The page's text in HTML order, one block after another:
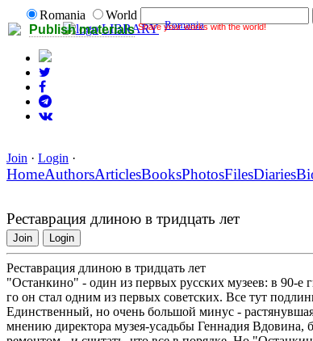
Publish materials Share your works with the world!
Romania
World
LIBRARY Romania
Join · Login ·
HomeAuthorsArticlesBooksPhotosFilesDiaries
Реставрация длиною в тридцать лет
Join Login
Реставрация длиною в тридцать лет
"Останкино" - один из первых русских музеев: в 90-е
го он стал одним из первых советских. Все тут
Единственный, но очень большой минус -
мнению директора музея-усадьбы Геннадия Вдовина,